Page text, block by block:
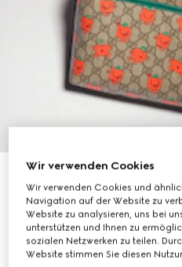
Kinderrucksack mit
€ 1.100
Variantenbeige und brauner GG
Wir verwenden Cookies
Wir verwenden Cookies und
Navigation auf der Website zu
Website zu analysieren, uns bei
unterstützen und Ihnen zu
sozialen Netzwerken zu teilen.
Website stimmen Sie diesen